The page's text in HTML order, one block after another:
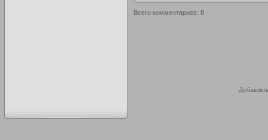
Всего комментариев: 0